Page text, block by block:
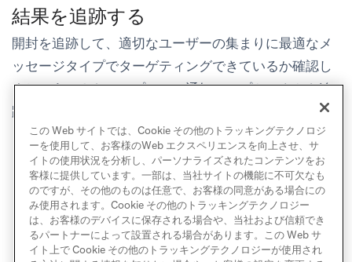
結果を追跡する
開封を追跡して、適切なユーザーの集まりに最適なメ
ッセージタイプでターゲティングできているか確認し
ましょう。さらに、プッシュ通知のオプトアウトも追
跡し、これらの重要なユーザーを失わないよう注意し
ましょう。
この Web サイトでは、Cookie その他のトラッキングテクノロジ
ーを使用して、お客様のWeb エクスペリエンスを向上させ、サ
イトの使用状況を分析し、パーソナライズされたコンテンツをお
客様に提供しています。一部は、当社サイトの機能に不可欠なも
のですが、その他のものは任意で、お客様の同意がある場合にの
み使用されます。Cookie その他のトラッキングテクノロジー
は、お客様のデバイスに保存される場合や、当社および信頼でき
るパートナーによって設置される場合があります。この Web サ
イト上で Cookie その他のトラッキングテクノロジーが使用され